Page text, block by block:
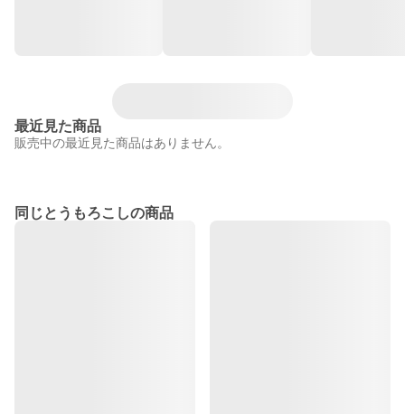
最近見た商品
販売中の最近見た商品はありません。
同じとうもろこしの商品